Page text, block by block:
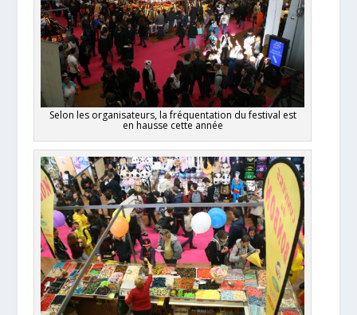
Selon les organisateurs, la fréquentation du festival est
en hausse cette année